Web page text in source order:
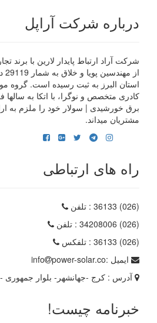
درباره شرکت آراپل
شرکت آراد ارتباط پایدار لارین با برند
استان البرز به ثبت رسیده است. گروه
کادری متخصص و نوگرا، با اتکا به سالها
برق خورشیدی | سولار خود را ملزم به
مشتریان میداند.
راه های ارتباطی
(026) 36133
: تلفن
(026) 34208006
: تلفن
(026) 36133
: تلفکس
ایمیل :
info
power-solar.co
آدرس : کرج -جهانشهر- بلوار جمهوری -
خبرنامه چیست!